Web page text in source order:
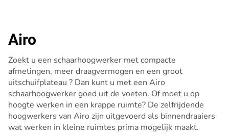
Airo
Zoekt u een schaarhoogwerker met compacte
afmetingen, meer draagvermogen en een groot
uitschuifplateau ? Dan kunt u met een Airo
schaarhoogwerker goed uit de voeten. Of moet u op
hoogte werken in een krappe ruimte? De zelfrijdende
hoogwerkers van Airo zijn uitgevoerd als binnendraaiers
wat werken in kleine ruimtes prima mogelijk maakt.